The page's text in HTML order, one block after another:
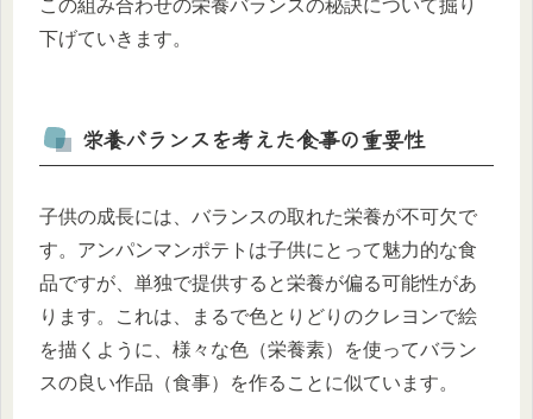
この組み合わせの栄養バランスの秘訣について掘り
下げていきます。
栄養バランスを考えた食事の重要性
子供の成長には、バランスの取れた栄養が不可欠で
す。アンパンマンポテトは子供にとって魅力的な食
品ですが、単独で提供すると栄養が偏る可能性があ
ります。これは、まるで色とりどりのクレヨンで絵
を描くように、様々な色（栄養素）を使ってバラン
スの良い作品（食事）を作ることに似ています。